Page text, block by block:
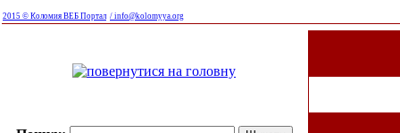
2015 © Коломия ВЕБ Портал / info@kolomyya.org